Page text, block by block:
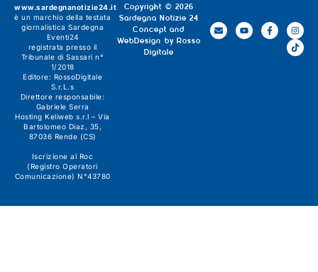
Copyright © 2026
Sardegna Notizie 24
Concept and
WebDesign by Rosso
Digitale
www.sardegnanotizie24.it
è un marchio della testata
giornalistica Sardegna
Eventi24
registrata presso il
Tribunale di Sassari n°
1/2018
Editore: RossoDigitale
S.r.L.s
Direttore responsabile:
Gabriele Serra
Hosting Keliweb s.r.l – Via
Bartolomeo Diaz, 35,
87036 Rende (CS)
Iscrizione al Roc
(Registro Operatori
Comunicazione) N°43780